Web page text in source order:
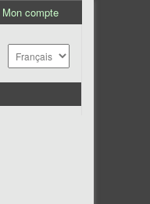
Mon compte